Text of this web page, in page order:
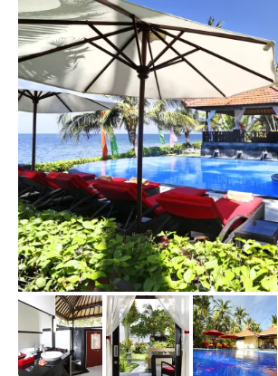
vom Hotelier, September 2017